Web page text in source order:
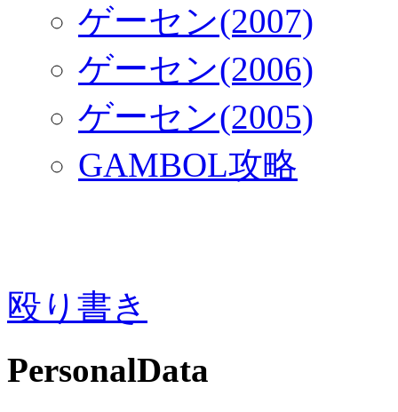
ゲーセン(2007)
ゲーセン(2006)
ゲーセン(2005)
GAMBOL攻略
殴り書き
PersonalData